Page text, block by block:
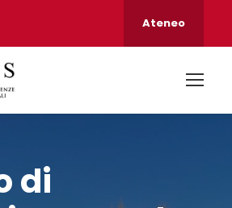
Ateneo
di